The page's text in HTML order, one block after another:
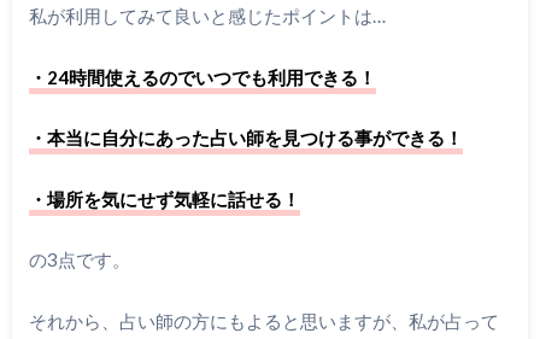
私が利用してみて良いと感じたポイントは…
・24時間使えるのでいつでも利用できる！
・本当に自分にあった占い師を見つける事ができる！
・場所を気にせず気軽に話せる！
の3点です。
それから、占い師の方にもよると思いますが、私が占って